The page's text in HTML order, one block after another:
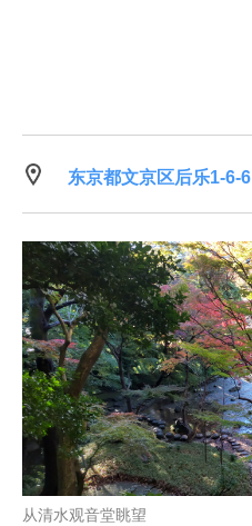
东京都文京区后乐1-6-6
从清水观音堂眺望